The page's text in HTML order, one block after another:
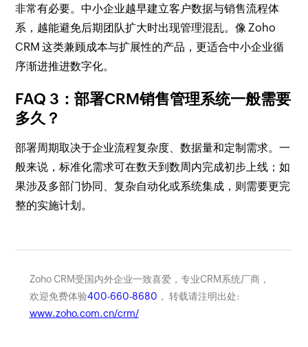
非常有必要。中小企业越早建立客户数据与销售流程体
系，越能避免后期团队扩大时出现管理混乱。像 Zoho
CRM 这类兼顾成本与扩展性的产品，更适合中小企业循
序渐进推进数字化。
FAQ 3：部署CRM销售管理系统一般需要
多久？
部署周期取决于企业流程复杂度、数据量和定制需求。一
般来说，标准化需求可在数天到数周内完成初步上线；如
果涉及多部门协同、复杂自动化或系统集成，则需要更完
整的实施计划。
Zoho CRM受国内外企业一致喜爱，专业CRM系统厂商，
欢迎免费体验400-660-8680 ， 转载请注明出处:
www.zoho.com.cn/crm/